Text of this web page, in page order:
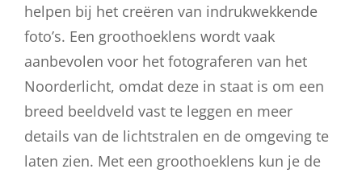
helpen bij het creëren van indrukwekkende
foto’s. Een groothoeklens wordt vaak
aanbevolen voor het fotograferen van het
Noorderlicht, omdat deze in staat is om een
breed beeldveld vast te leggen en meer
details van de lichtstralen en de omgeving te
laten zien. Met een groothoeklens kun je de